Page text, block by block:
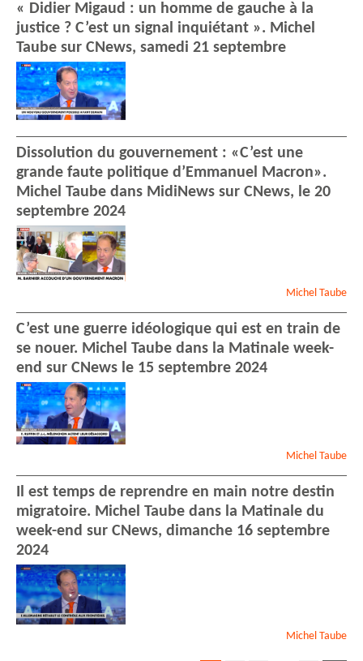
« Didier Migaud : un homme de gauche à la
justice ? C’est un signal inquiétant ». Michel
Taube sur CNews, samedi 21 septembre
Dissolution du gouvernement : «C’est une
grande faute politique d’Emmanuel Macron».
Michel Taube dans MidiNews sur CNews, le 20
septembre 2024
Michel Taube
C’est une guerre idéologique qui est en train de
se nouer. Michel Taube dans la Matinale week-
end sur CNews le 15 septembre 2024
Michel Taube
Il est temps de reprendre en main notre destin
migratoire. Michel Taube dans la Matinale du
week-end sur CNews, dimanche 16 septembre
2024
Michel Taube